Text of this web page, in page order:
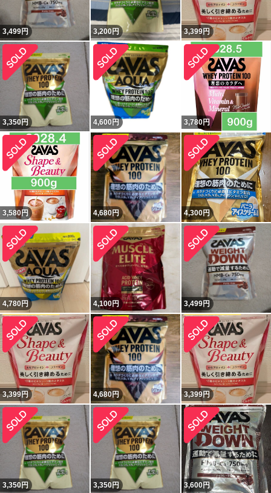
3,499円 3,200円 3,399円
3,350円 4,600 円 3,780円
3,580円 4,680円 4,300円
4,780円 4,100円 3,499円
3,399円 4,680円 3,399円
3,350円 3,350円 3,600円